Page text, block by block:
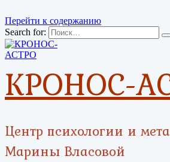
Перейти к содержанию
Search for:
КРОНОС-
Центр психологии и
Марины Власовой